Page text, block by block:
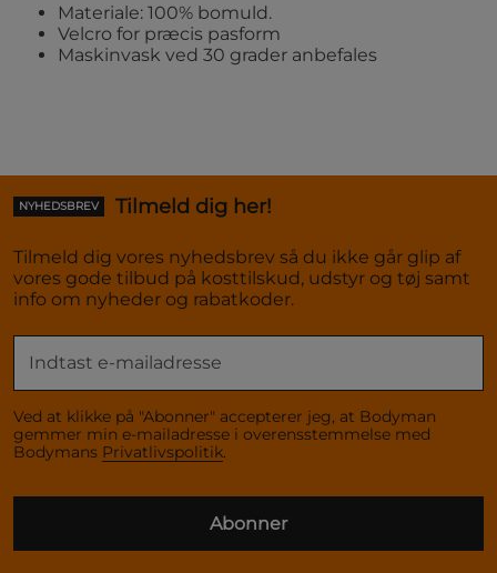
Materiale: 100% bomuld.
Velcro for præcis pasform
Maskinvask ved 30 grader anbefales
NYHEDSBREV Tilmeld dig her!
Tilmeld dig vores nyhedsbrev så du ikke går glip af
vores gode tilbud på kosttilskud, udstyr og tøj samt
info om nyheder og rabatkoder.
Ved at klikke på "Abonner" accepterer jeg, at Bodyman
gemmer min e-mailadresse i overensstemmelse med
Bodymans Privatlivspolitik.
Abonner